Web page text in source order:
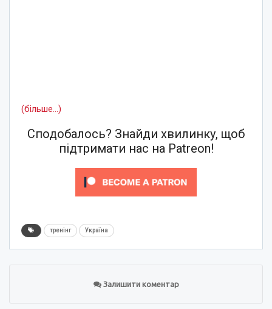
(більше…)
Сподобалось? Знайди хвилинку, щоб
підтримати нас на Patreon!
тренінг Україна
Залишити коментар